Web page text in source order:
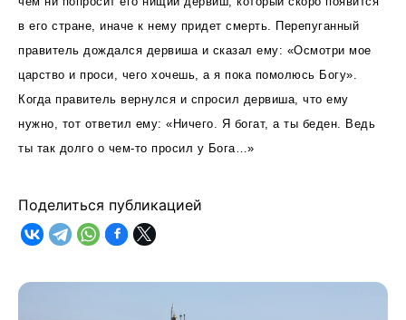
в его стране, иначе к нему придет смерть. Перепуганный
правитель дождался дервиша и сказал ему: «Осмотри мое
царство и проси, чего хочешь, а я пока помолюсь Богу».
Когда правитель вернулся и спросил дервиша, что ему
нужно, тот ответил ему: «Ничего. Я богат, а ты беден. Ведь
ты так долго о чем-то просил у Бога…»
Поделиться публикацией